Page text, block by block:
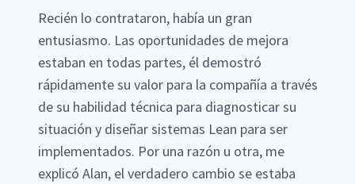
Recién lo contrataron, había un gran
entusiasmo. Las oportunidades de mejora
estaban en todas partes, él demostró
rápidamente su valor para la compañía a través
de su habilidad técnica para diagnosticar su
situación y diseñar sistemas Lean para ser
implementados. Por una razón u otra, me
explicó Alan, el verdadero cambio se estaba